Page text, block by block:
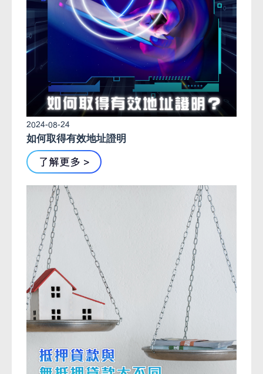
2024-08-24
如何取得有效地址證明
了解更多 >